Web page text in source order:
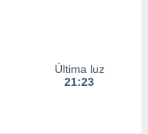
Última luz
21:23